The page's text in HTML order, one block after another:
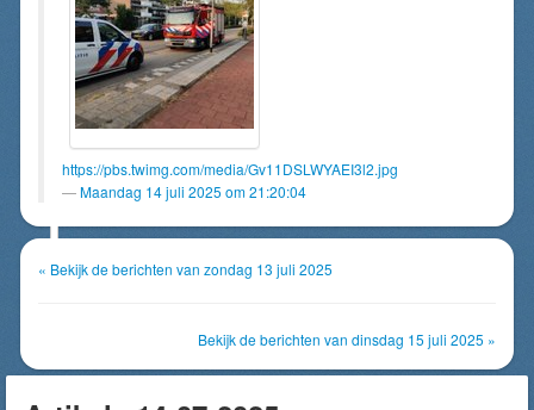
https://pbs.twimg.com/media/Gv11DSLWYAEI3l2.jpg
Maandag 14 juli 2025 om 21:20:04
« Bekijk de berichten van zondag 13 juli 2025
Bekijk de berichten van dinsdag 15 juli 2025 »